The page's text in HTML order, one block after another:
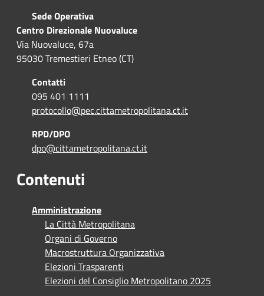
Sede Operativa
Centro Direzionale Nuovaluce
Via Nuovaluce, 67a
95030 Tremestieri Etneo (CT)
Contatti
095 401 1111
protocollo@pec.cittametropolitana.ct.it
RPD/DPO
dpo@cittametropolitana.ct.it
Contenuti
Amministrazione
La Città Metropolitana
Organi di Governo
Macrostruttura Organizzativa
Elezioni Trasparenti
Elezioni del Consiglio Metropolitano 2025